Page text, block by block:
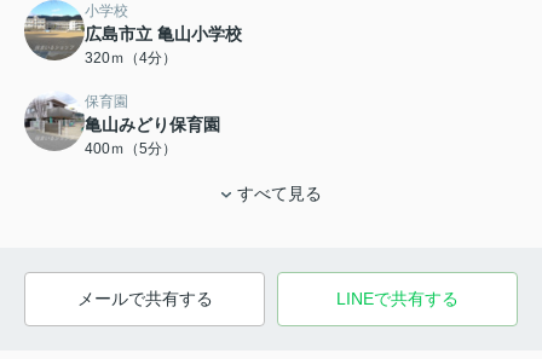
小学校
広島市立 亀山小学校
320ｍ（4分）
保育園
亀山みどり保育園
400ｍ（5分）
すべて見る
メールで共有する LINEで共有する